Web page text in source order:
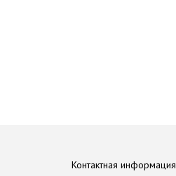
Контактная информация